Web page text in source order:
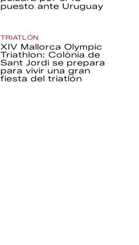
puesto ante Uruguay
TRIATLÓN
XIV Mallorca Olympic
Triathlon: Colònia de
Sant Jordi se prepara
para vivir una gran
fiesta del triatlón